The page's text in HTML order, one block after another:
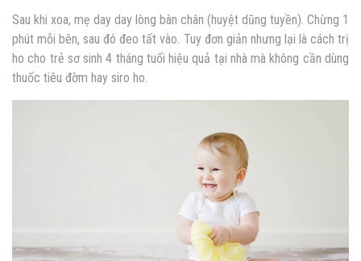
Sau khi xoa, mẹ day day lòng bàn chân (huyệt dũng tuyền). Chừng 1
phút mỗi bên, sau đó đeo tất vào. Tuy đơn giản nhưng lại là cách trị
ho cho trẻ sơ sinh 4 tháng tuổi hiệu quả tại nhà mà không cần dùng
thuốc tiêu đờm hay siro ho.